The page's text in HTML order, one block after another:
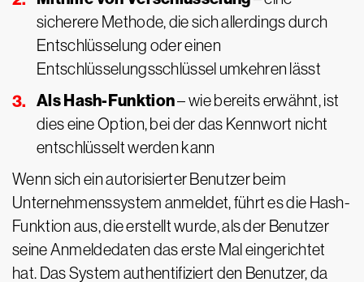
sicherere Methode, die sich allerdings durch
Entschlüsselung oder einen
Entschlüsselungsschlüssel umkehren lässt
Als Hash-Funktion– wie bereits erwähnt, ist
dies eine Option, bei der das Kennwort nicht
entschlüsselt werden kann
Wenn sich ein autorisierter Benutzer beim
Unternehmenssystem anmeldet, führt es die Hash-
Funktion aus, die erstellt wurde, als der Benutzer
seine Anmeldedaten das erste Mal eingerichtet
hat. Das System authentifiziert den Benutzer, da